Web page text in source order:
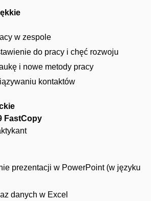
w zespole
do pracy i chęć rozwoju
i nowe metody pracy
kontaktów
FastCopy
prezentacji w PowerPoint (w języku
danych w Excel